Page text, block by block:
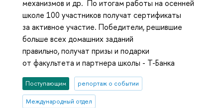
механизмов и др. По итогам работы на осенней
школе 100 участников получат сертификаты
за активное участие. Победители, решившие
больше всех домашних заданий
правильно, получат призы и подарки
от факультета и партнера школы - Т-Банка
Поступающим репортаж о событии
Международный отдел